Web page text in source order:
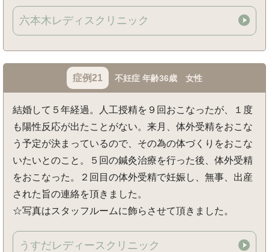
六本木レディスクリニック
症例21 不妊症 年齢36歳 女性
結婚して５年経過。人工授精を９回おこなったが、１度
も陽性反応が出たことがない。来月、体外受精をおこな
う予定が決まっているので、その為の体づくりをおこな
いたいとのこと。５回の鍼灸治療を行った後、体外受精
をおこなった。２回目の体外受精で妊娠し、無事、出産
された旨の連絡を頂きました。
☆写真はスタッフルームに飾らさせて頂きました。
うすだレディースクリニック